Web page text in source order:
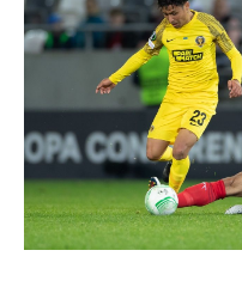
Война на Донбассе и в
Крыму
Оккупация Крыма
Новости Крыма
Донбасс
Армия Украины
Пресс-релизы
Пресс-релизы